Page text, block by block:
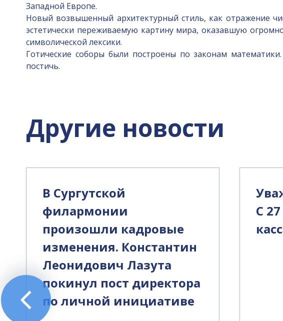
Западной Европе.
Новый возвышенный архитектурный стиль, как отражение
эстетически переживаемую картину мира, оказавшую
символической лексики.
Готические соборы были построены по законам
постичь.
Другие новости
В Сургутской
филармонии
произошли кадровые
изменения. Константин
Леонидович Лазута
покинул пост директора
по личной инициативе
С